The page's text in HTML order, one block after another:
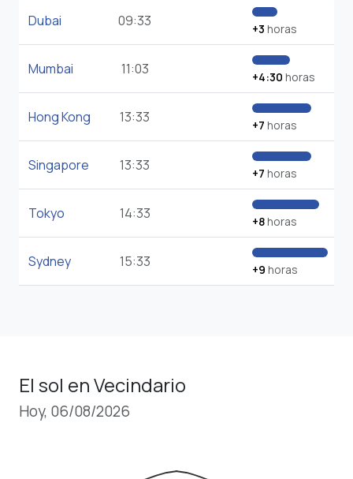
Dubai 09:33 +3 horas
Mumbai 11:03 +4:30 horas
Hong Kong 13:33 +7 horas
Singapore 13:33 +7 horas
Tokyo 14:33 +8horas
Sydney 15:33 +9 horas
El sol en Vecindario
Hoy, 06/08/2026